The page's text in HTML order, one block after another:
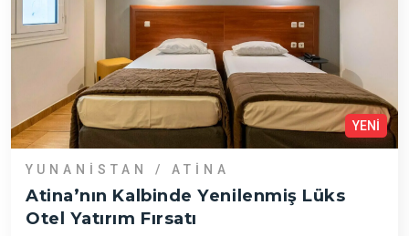
YENİ
YUNANISTAN / ATINA
Atina’nın Kalbinde Yenilenmiş Lüks
Otel Yatırım Fırsatı